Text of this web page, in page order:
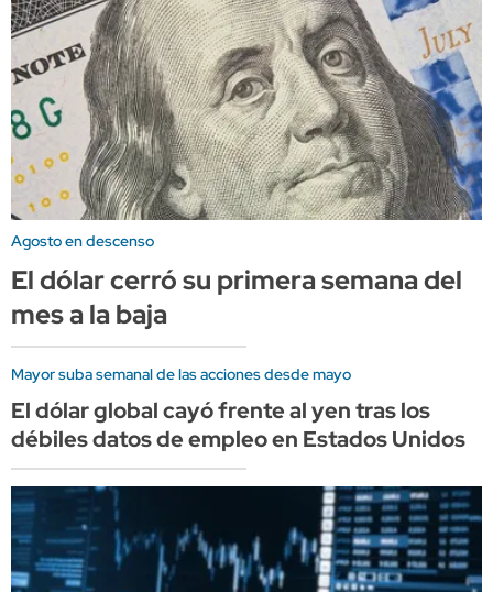
Agosto en descenso
El dólar cerró su primera semana del
mes a la baja
Mayor suba semanal de las acciones desde mayo
El dólar global cayó frente al yen tras los
débiles datos de empleo en Estados Unidos